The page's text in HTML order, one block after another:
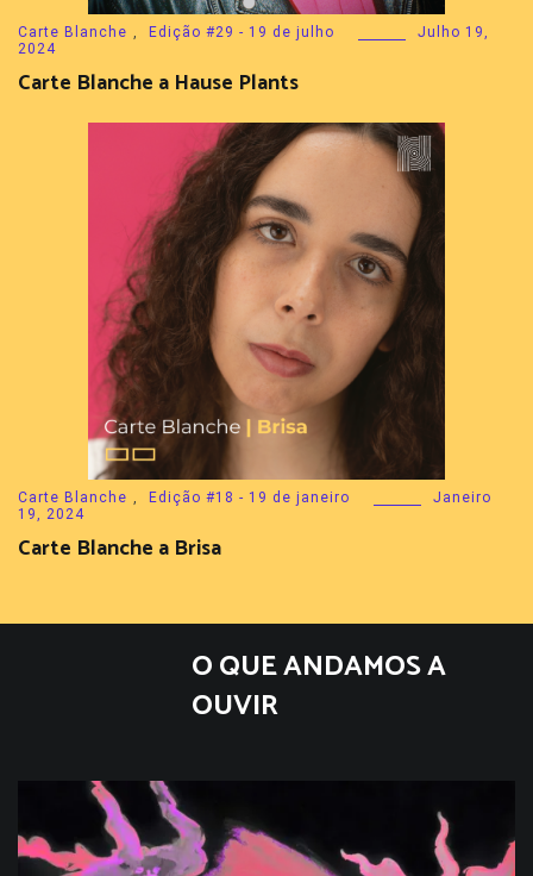
Carte Blanche , Edição #29 - 19 de julho
Julho 19,
2024
Carte Blanche a Hause Plants
Carte Blanche , Edição #18 - 19 de janeiro
Janeiro
19, 2024
Carte Blanche a Brisa
O QUE ANDAMOS A
OUVIR